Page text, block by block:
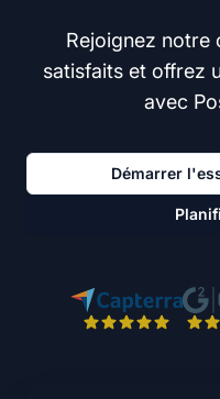
Rejoignez notre
satisfaits et offrez
avec
Démarrer